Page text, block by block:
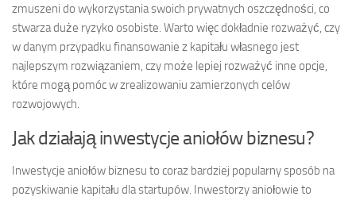
zmuszeni do wykorzystania swoich prywatnych oszczędności, co
stwarza duże ryzyko osobiste. Warto więc dokładnie rozważyć, czy
w danym przypadku finansowanie z kapitału własnego jest
najlepszym rozwiązaniem, czy może lepiej rozważyć inne opcje,
które mogą pomóc w zrealizowaniu zamierzonych celów
rozwojowych.
Jak działają inwestycje aniołów biznesu?
Inwestycje aniołów biznesu to coraz bardziej popularny sposób na
pozyskiwanie kapitału dla startupów. Inwestorzy aniołowie to